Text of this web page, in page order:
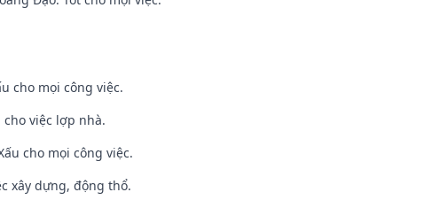
cho mọi công việc.
cho việc lợp nhà.
cho mọi công việc.
xây dựng, động thổ.